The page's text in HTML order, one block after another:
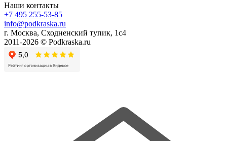
Наши контакты
+7 495 255-53-85
info@podkraska.ru
г. Москва, Сходненский тупик, 1с4
2011-2026 © Podkraska.ru